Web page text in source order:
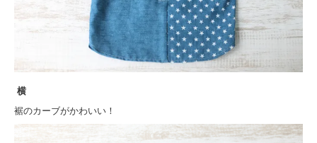
横
裾のカーブがかわいい！